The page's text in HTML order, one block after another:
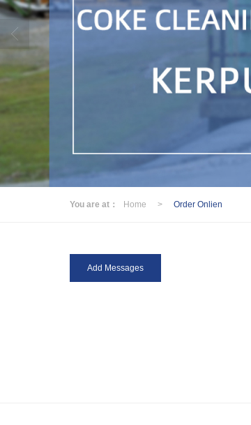
You are at： Home > Order Onlien
Add Messages